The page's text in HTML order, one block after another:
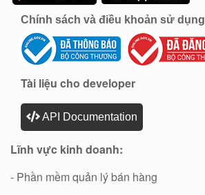
Chính sách và điều khoản sử dụng
Tài liệu cho developer
API Documentation
Lĩnh vực kinh doanh:
- Phần mềm quản lý bán hàng